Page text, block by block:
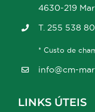
4630-219
T. 255 538
* Custo de
info@cm-
LINKS ÚTEIS